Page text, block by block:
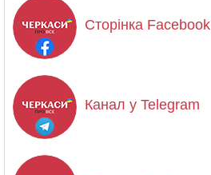
Сторінка Facebook
Канал у Telegram